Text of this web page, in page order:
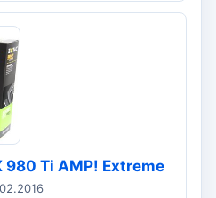
980 Ti AMP! Extreme